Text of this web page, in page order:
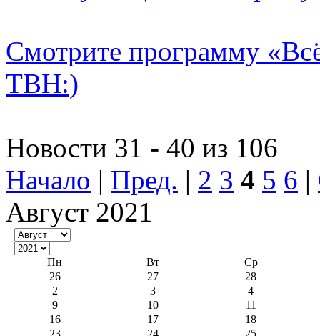
Смотрите программу
ТВН:)
Новости 31 - 40 из 106
Начало | Пред. | 2 3 4 5 6 |
Август 2021
Пн Вт
Ср
26
27
28
2
3
4
9
10
11
16
17
18
23
24
25